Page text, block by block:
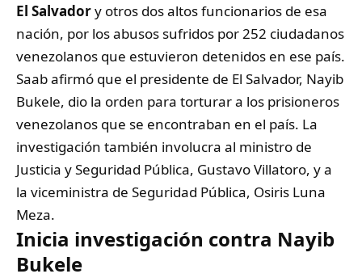
El Salvadory otros dos altos funcionarios de esa
nación, por los abusos sufridos por 252 ciudadanos
venezolanos que estuvieron detenidos en ese país.
Saab afirmó que el presidente de El Salvador, Nayib
Bukele, dio la orden para torturar a los prisioneros
venezolanos que se encontraban en el país. La
investigación también involucra al ministro de
Justicia y Seguridad Pública, Gustavo Villatoro, y a
la viceministra de Seguridad Pública, Osiris Luna
Meza.
Inicia investigación contra Nayib
Bukele